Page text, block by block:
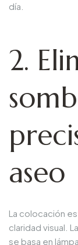
día.
2.
aseo
La colocación
claridad visual.
se basa en